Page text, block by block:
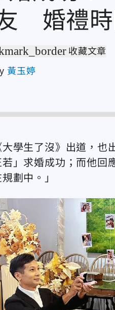
婚禮時
收藏文章
黃玉婷
學生了沒》出道，也
」求婚成功；而他回
劃中。」